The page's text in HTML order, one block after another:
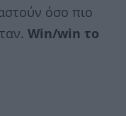
όσο πιο
Win/win το